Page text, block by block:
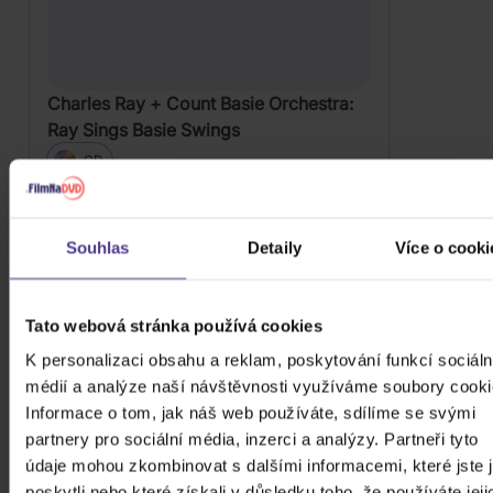
Souhlas Detaily Více o
Tato webová stránka používá cookies
K personalizaci obsahu a reklam, poskytování funkcí
médií a analýze naší návštěvnosti využíváme soubory
Informace o tom, jak náš web používáte, sdílíme se svými
partnery pro sociální média, inzerci a analýzy. Partneři tyto
údaje mohou zkombinovat s dalšími informacemi, které jste
Charles Ray + Count Basie Orchestra:
Ray Sings Basie Swings
CD
DO KOŠÍKU